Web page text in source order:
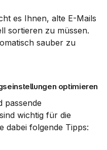
es Ihnen, alte E-Mails
sortieren zu müssen.
sauber zu
optimieren
sind wichtig für die
dabei folgende Tipps: